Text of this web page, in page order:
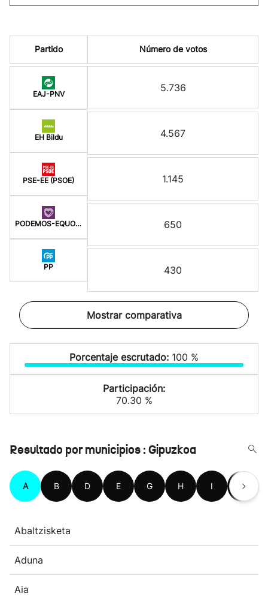
Partido
EAJ-PNV
EH Bildu
PSE-EE (PSOE)
PODEMOS-EQUO BERDEAK
PP
Número de votos
5.736
4.567
1.145
650
430
Mostrar comparativa
Porcentaje escrutado: 100 %
Participación:
70.30 %
Resultado por municipios : Gipuzkoa
A B D E G H I L
Abaltzisketa
Aduna
Aia